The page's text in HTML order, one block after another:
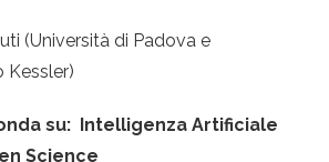
(Università di Padova e
Kessler)
su: Intelligenza Artificiale
Science